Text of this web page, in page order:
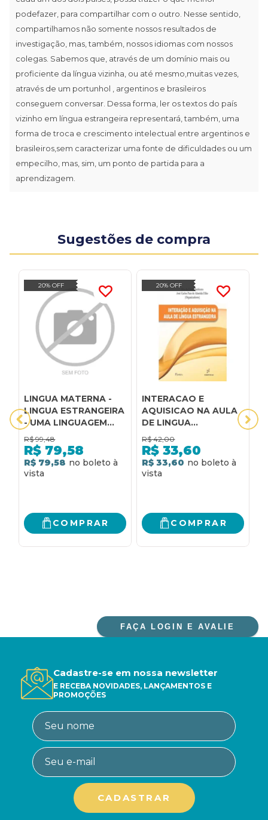
podefazer, para compartilhar com o outro. Nesse sentido,
compartilhamos não somente nossos resultados de
investigação, mas, também, nossos idiomas com nossos
colegas. Sabemos que, através de um domínio mais ou
proficiente da língua vizinha, ou até mesmo,muitas vezes,
através de um portunhol , argentinos e brasileiros
conseguem conversar. Dessa forma, ler os textos do país
vizinho em língua estrangeira representará, também, uma
forma de troca e crescimento intelectual entre argentinos e
brasileiros,sem caracterizar uma fonte de dificuldades ou um
empecilho, mas, sim, um ponto de partida para a
aprendizagem.
Sugestões de compra
20% OFF
LINGUA MATERNA -
LINGUA ESTRANGEIRA
- UMA LINGUAGEM
MULTIDIMENSIONAL
R$ 99,48
R$ 79,58
R$ 79,58
COMPRAR
20% OFF
INTERACAO E
AQUISICAO NA AULA
DE LINGUA
ESTRANGEIRA
R$ 42,00
R$ 33,60
R$ 33,60
COMPRAR
FAÇA LOGIN E AVALIE
Cadastre-se em nossa newsletter
E RECEBA NOVIDADES, LANÇAMENTOS E
PROMOÇÕES